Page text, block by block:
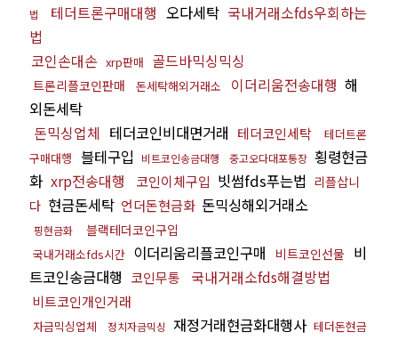
법
테더트론구매대행 오다세탁 국내거래소fds우회하는
법
코인손대손 xrp판매 골드바믹싱믹싱
트론리플코인판매 돈세탁해외거래소 이더리움전송대행 해
외돈세탁
돈믹싱업체 테더코인비대면거래 테더코인세탁
테더트론
구매대행 블테구입 비트코인송금대행 중고오다대포통장 횡령현금
화 xrp전송대행 코인이체구입 빗썸fds푸는법 리플삽니
다 현금돈세탁 언더돈현금화 돈믹싱해외거래소
핑현금화 블랙테더코인구입
국내거래소fds시간 이더리움리플코인구매 비트코인선물 비
트코인송금대행 코인무통 국내거래소fds해결방법
비트코인개인거래
자금믹싱업체 정치자금믹싱 재정거래현금화대행사 테더돈현금